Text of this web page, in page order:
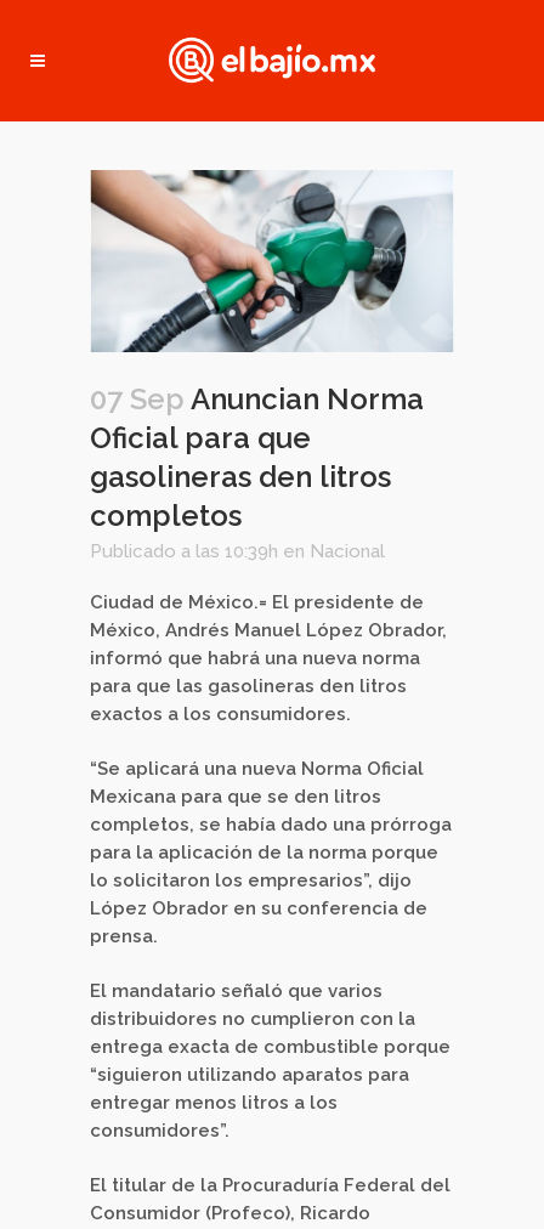
07 Sep Anuncian Norma
Oficial para que
gasolineras den litros
completos
Publicado a las 10:39h en Nacional
Ciudad de México.= El presidente de
México, Andrés Manuel López Obrador,
informó que habrá una nueva norma
para que las gasolineras den litros
exactos a los consumidores.
“Se aplicará una nueva Norma Oficial
Mexicana para que se den litros
completos, se había dado una prórroga
para la aplicación de la norma porque
lo solicitaron los empresarios”, dijo
López Obrador en su conferencia de
prensa.
El mandatario señaló que varios
distribuidores no cumplieron con la
entrega exacta de combustible porque
“siguieron utilizando aparatos para
entregar menos litros a los
consumidores”.
El titular de la Procuraduría Federal del
Consumidor (Profeco), Ricardo